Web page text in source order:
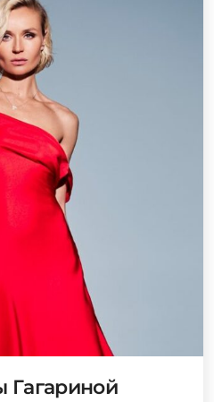
Гагариной